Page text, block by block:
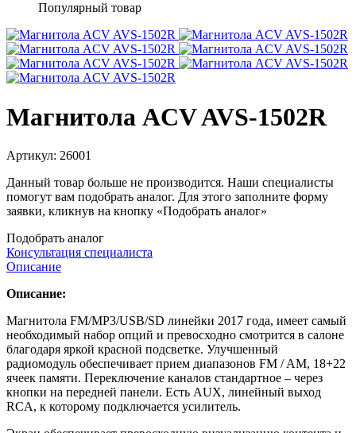
Популярный товар
Магнитола ACV AVS-1502R
Артикул: 26001
Данный товар больше не производится. Наши специалисты
помогут вам подобрать аналог. Для этого заполните форму
заявки, кликнув на кнопку «Подобрать аналог»
Подобрать аналог
Консультация специалиста
Описание
Описание:
Магнитола FM/MP3/USB/SD линейки 2017 года, имеет самый
необходимый набор опций и превосходно смотрится в салоне
благодаря яркой красной подсветке. Улучшенный
радиомодуль обеспечивает прием диапазонов FM / AM, 18+22
ячеек памяти. Переключение каналов стандартное – через
кнопки на передней панели. Есть AUX, линейный выход
RCA, к которому подключается усилитель.